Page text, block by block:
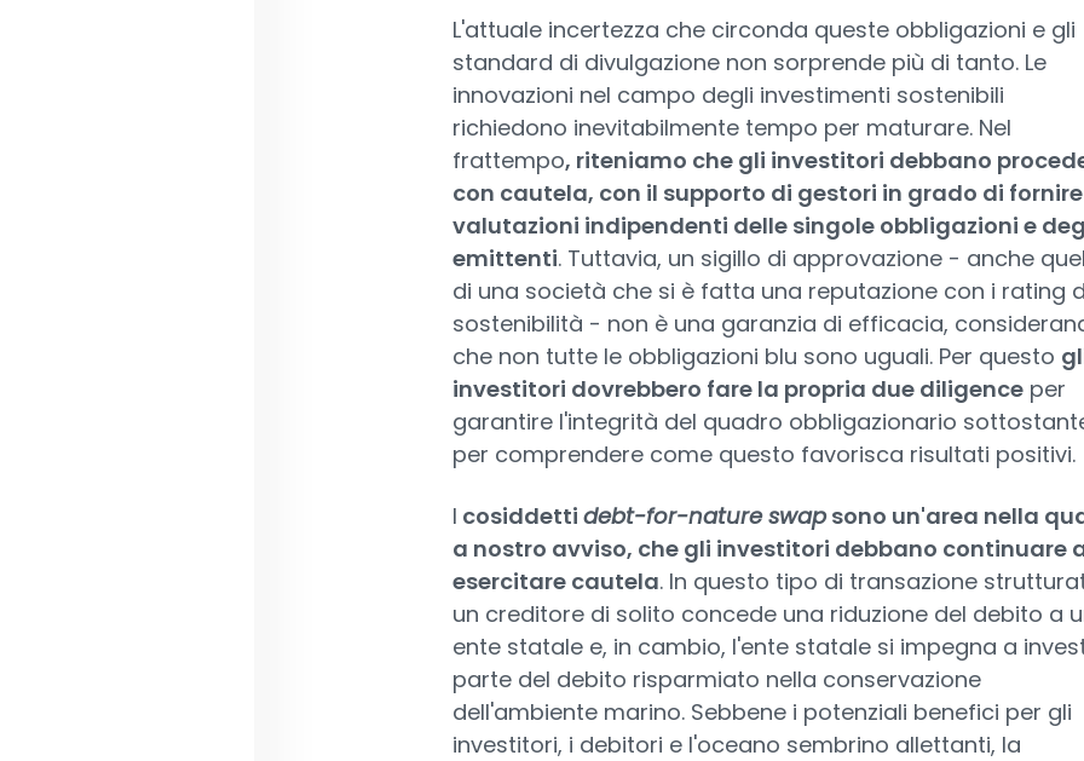
L'attuale incertezza che circonda queste obbligazioni e gli
standard di divulgazione non sorprende più di tanto. Le
innovazioni nel campo degli investimenti sostenibili
richiedono inevitabilmente tempo per maturare. Nel
frattempo, riteniamo che gli investitori debbano
con cautela, con il supporto di gestori in grado di fornire
valutazioni indipendenti delle singole obbligazioni e
emittenti. Tuttavia, un sigillo di approvazione - anche
di una società che si è fatta una reputazione con i rating
sostenibilità - non è una garanzia di efficacia,
che non tutte le obbligazioni blu sono uguali. Per questo
investitori dovrebbero fare la propria due diligenceper
garantire l'integrità del quadro obbligazionario
per comprendere come questo favorisca risultati positivi.
I cosiddetti debt-for-nature swapsono un'area nella
a nostro avviso, che gli investitori debbano continuare
esercitare cautela. In questo tipo di transazione
un creditore di solito concede una riduzione del debito a
ente statale e, in cambio, l'ente statale si impegna a
parte del debito risparmiato nella conservazione
dell'ambiente marino. Sebbene i potenziali benefici per gli
investitori, i debitori e l'oceano sembrino allettanti, la